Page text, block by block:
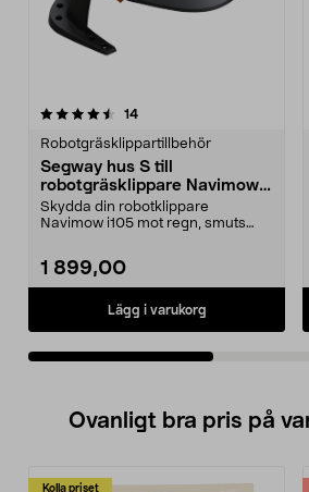
14recensioner
Robotgräsklippartillbehör
Segway hus S till
robotgräsklippare Navimow
i-serie
Skydda din robotklippare
Navimow i105 mot regn, smuts
1 899,00
Lägg i varukorg
5.0av 5 stjärnor
Ovanligt bra pris på
Kolla priset